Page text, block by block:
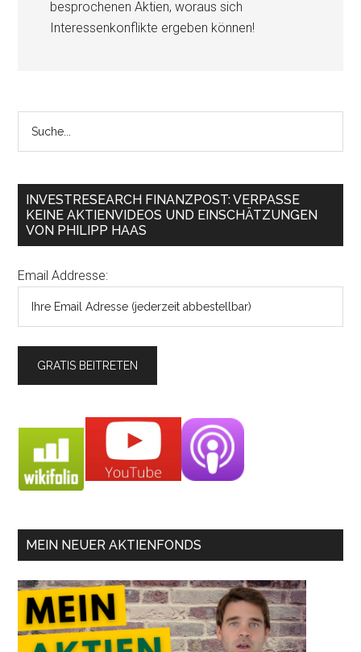
besprochenen Aktien, woraus sich
Interessenkonflikte ergeben können!
INVESTRESEARCH FINANZPOST: VERPASSE
KEINE AKTIENVIDEOS UND EINSCHÄTZUNGEN
VON PHILIPP HAAS
Email Addresse:
MEIN NEUER AKTIENFONDS